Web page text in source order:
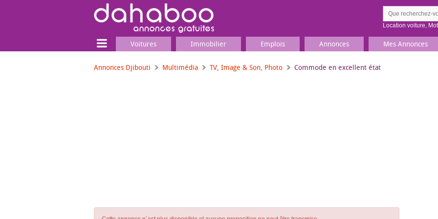
Location voiture,
Voitures Immobilier Emplois Annonces Mes Annonces
Annonces Djibouti Multimédia TV, Image & Son, Photo Commode en excellent état